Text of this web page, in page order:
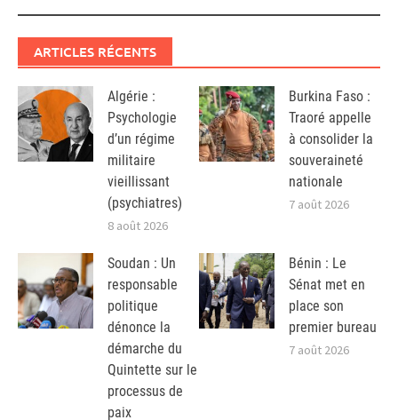
ARTICLES RÉCENTS
Algérie :
Psychologie
d’un régime
militaire
vieillissant
(psychiatres)
8 août 2026
Burkina Faso :
Traoré appelle
à consolider la
souveraineté
nationale
7 août 2026
Soudan : Un
responsable
politique
dénonce la
démarche du
Quintette sur le
processus de
paix
Bénin : Le
Sénat met en
place son
premier bureau
7 août 2026